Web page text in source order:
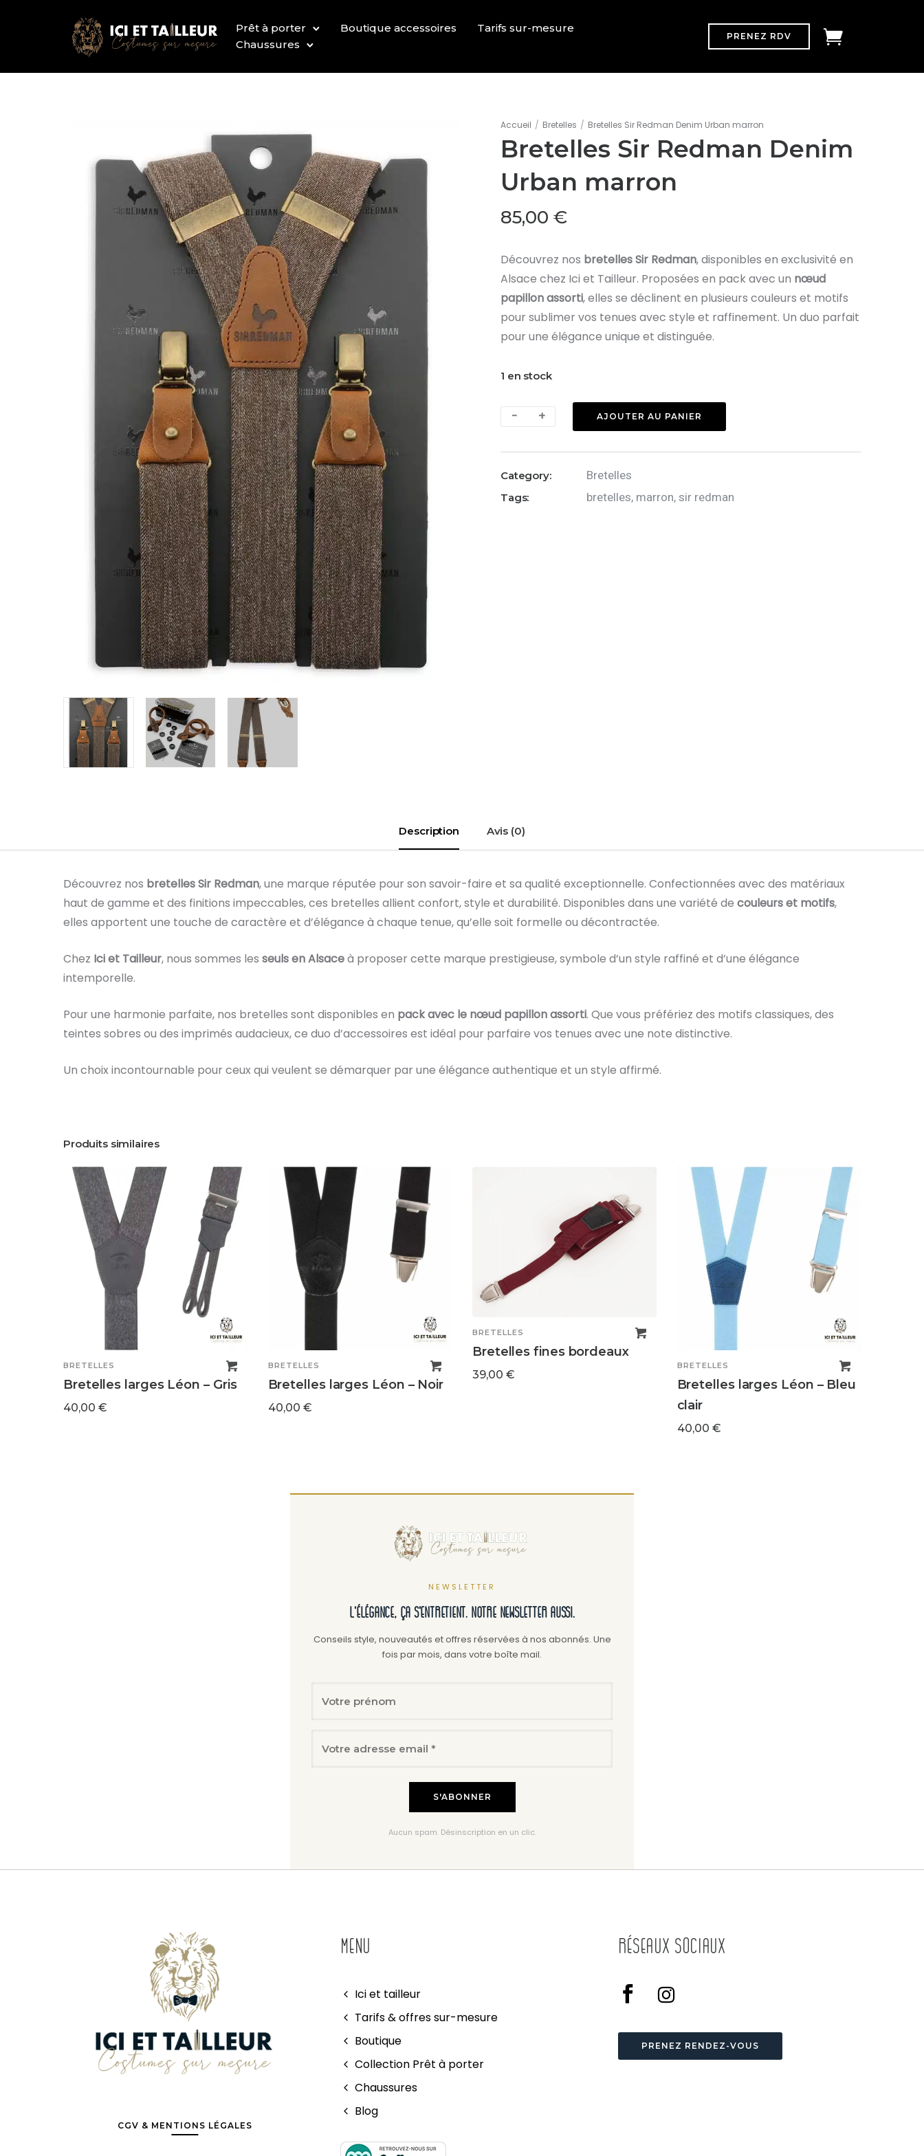
Prêt à porter Boutique accessoires
Tarifs sur-mesure
Chaussures
PRENEZ RDV
Accueil / Bretelles / Bretelles Sir Redman Denim Urban marron
Bretelles Sir Redman Denim
Urban marron
85,00 €
Découvrez nos bretelles Sir Redman, disponibles en exclusivité en
Alsace chez Ici et Tailleur. Proposées en pack avec un nœud
papillon assorti, elles se déclinent en plusieurs couleurs et motifs
pour sublimer vos tenues avec style et raffinement. Un duo parfait
pour une élégance unique et distinguée.
1 en stock
-
quantité
Bretelles
Sir
Redman
+ AJOUTER AU PANIER
Category: Bretelles
Tags: bretelles, marron, sir redman
Description Avis (0)
Découvrez nos bretelles Sir Redman, une marque réputée pour son savoir-faire et sa qualité exceptionnelle. Confectionnées avec des matériaux
haut de gamme et des finitions impeccables, ces bretelles allient confort, style et durabilité. Disponibles dans une variété de couleurs et motifs,
elles apportent une touche de caractère et d’élégance à chaque tenue, qu’elle soit formelle ou décontractée.
Chez Ici et Tailleur, nous sommes les seuls en Alsaceà proposer cette marque prestigieuse, symbole d’un style raffiné et d’une élégance
intemporelle.
Pour une harmonie parfaite, nos bretelles sont disponibles en pack avec le nœud papillon assorti. Que vous préfériez des motifs classiques, des
teintes sobres ou des imprimés audacieux, ce duo d’accessoires est idéal pour parfaire vos tenues avec une note distinctive.
Un choix incontournable pour ceux qui veulent se démarquer par une élégance authentique et un style affirmé.
Produits similaires
BRETELLES
Bretelles larges Léon – Gris
40,00 €
BRETELLES
Bretelles larges Léon – Noir
40,00 €
BRETELLES
Bretelles fines bordeaux
39,00 €
BRETELLES
Bretelles larges Léon – Bleu
clair
40,00 €
NEWSLETTER
L'élégance, ça s'entretient. Notre newsletter aussi.
Conseils style, nouveautés et offres réservées à nos abonnés. Une
fois par mois, dans votre boîte mail.
Aucun spam. Désinscription en un clic.
CGV & MENTIONS LÉGALES
MENU
Ici et tailleur
Tarifs & offres sur-mesure
Boutique
Collection Prêt à porter
Chaussures
Blog
Réseaux Sociaux
PRENEZ RENDEZ-VOUS